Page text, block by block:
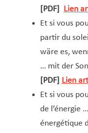
[PDF]
Lien
Et si vous
partir du
wäre es,
… mit der
[PDF] Lien
Et si vous
de l’énergie
énergétique